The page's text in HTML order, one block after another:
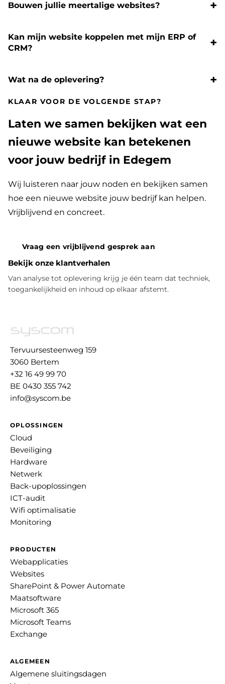
Bouwen jullie meertalige websites?
Kan mijn website koppelen met mijn ERP of
CRM?
Wat na de oplevering?
KLAAR VOOR DE VOLGENDE STAP?
Laten we samen bekijken wat een
nieuwe website kan betekenen
voor jouw bedrijf in Edegem
Wij luisteren naar jouw noden en bekijken samen
hoe een nieuwe website jouw bedrijf kan helpen.
Vrijblijvend en concreet.
Vraag een vrijblijvend gesprek aan
Bekijk onze klantverhalen
Van analyse tot oplevering krijg je één team dat techniek,
toegankelijkheid en inhoud op elkaar afstemt.
Tervuursesteenweg 159
3060 Bertem
+32 16 49 99 70
BE 0430 355 742
info@syscom.be
OPLOSSINGEN
Cloud
Beveiliging
Hardware
Netwerk
Back-upoplossingen
ICT-audit
Wifi optimalisatie
Monitoring
PRODUCTEN
Webapplicaties
Websites
SharePoint & Power Automate
Maatsoftware
Microsoft 365
Microsoft Teams
Exchange
ALGEMEEN
Algemene sluitingsdagen